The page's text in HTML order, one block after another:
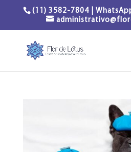
(11) 3582-7804 |